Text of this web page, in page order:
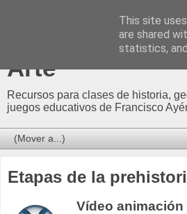
Profesor
Arte
Recursos para clases de historia,
juegos educativos de Francisco
Etapas de la
Vídeo
This site
are shared
statistics,